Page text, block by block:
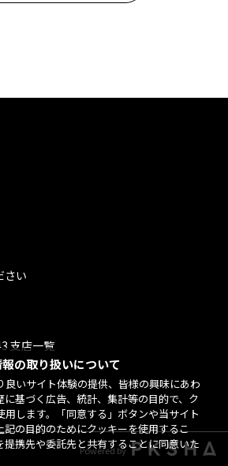
の取り扱いについて
いサイト体験の提供、皆様の興味にあわ
基づく広告、統計、集計等の目的で、ク
用します。「同意する」ボタンや当サイト
の目的のためにクッキーを使用するこ
提携先や委託先と共有することに同意いた
さい
支店一覧
Powered by